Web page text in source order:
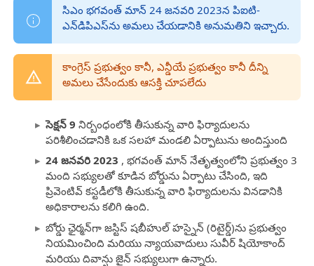
సిఎం భగవంత్ మాన్ 24 జనవరి 2023న పిఐటి-
ఎన్‌డిపిఎస్‌ను అమలు చేయడానికి అనుమతిని ఇచ్చారు.
కాంగ్రెస్ ప్రభుత్వం కానీ, ఎన్డీయే ప్రభుత్వం కానీ దీన్ని
అమలు చేసేందుకు ఆసక్తి చూపలేదు
సెక్షన్ 9 నిర్బంధంలోకి తీసుకున్న వారి ఫిర్యాదులను
పరిశీలించడానికి ఒక సలహా మండలి ఏర్పాటును అందిస్తుంది
24 జనవరి 2023 , భగవంత్ మాన్ నేతృత్వంలోని ప్రభుత్వం 3
మంది సభ్యులతో కూడిన బోర్డును ఏర్పాటు చేసింది, ఇది
ప్రివెంటివ్ కస్టడీలోకి తీసుకున్న వారి ఫిర్యాదులను వినడానికి
అధికారాలను కలిగి ఉంది.
బోర్డు ఛైర్మన్‌గా జస్టిస్ షబీహుల్ హస్నైన్ (రిటైర్డ్)ను ప్రభుత్వం
నియమించింది మరియు న్యాయవాదులు సువీర్ షియోకాంద్
మరియు దివాన్షు జైన్ సభ్యులుగా ఉన్నారు.